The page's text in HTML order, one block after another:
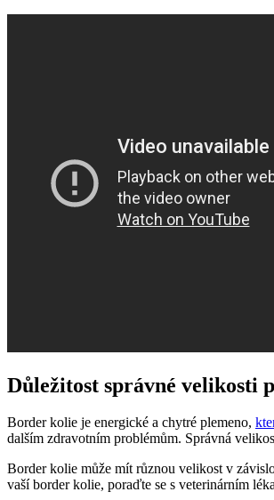
Důležitost správné velikosti
Border kolie je energické a chytré plemeno,
dalším zdravotním problémům. Správná
Border kolie může mít různou velikost v
vaší border kolie, poraďte se s veterinárním